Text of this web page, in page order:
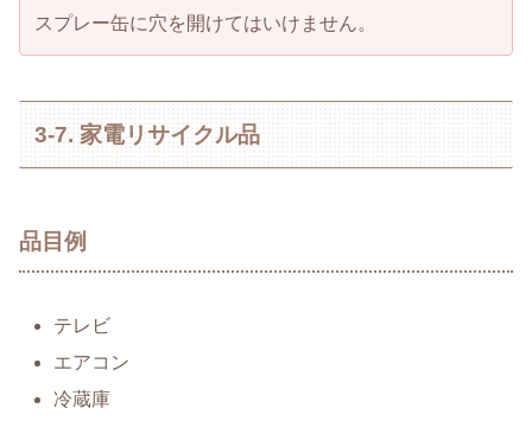
スプレー缶に穴を開けてはいけません。
3-7. 家電リサイクル品
品目例
テレビ
エアコン
冷蔵庫